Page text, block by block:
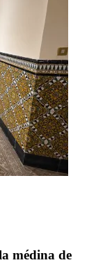
médina de